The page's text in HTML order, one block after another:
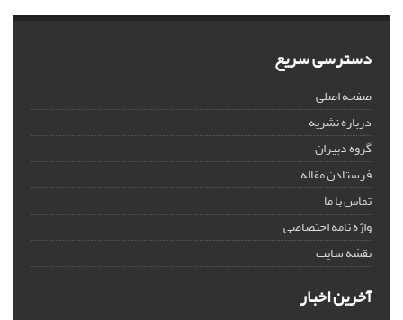
دسترسی سریع
صفحه اصلی
درباره نشریه
گروه دبیران
فرستادن مقاله
تماس با ما
واژه نامه اختصاصی
نقشه سایت
آخرین اخبار